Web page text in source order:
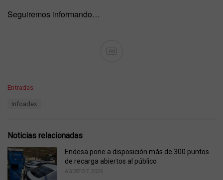
Seguiremos informando…
Ad
C
o
r
i
e
s
Entradas
:
Infoadex
Noticias relacionadas
Endesa pone a disposición más de 300 puntos
de recarga abiertos al público
AGOSTO 7, 2026